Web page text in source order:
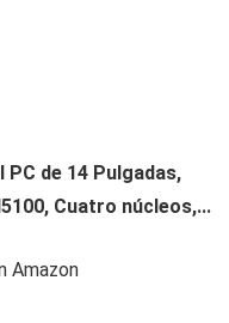
de 14 Pulgadas,
Cuatro núcleos,...
Amazon